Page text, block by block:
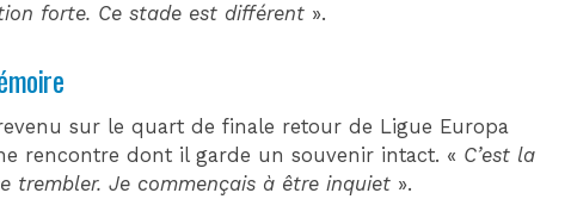
forte. Ce stade est différent ».
sur le quart de finale retour de Ligue Europa
rencontre dont il garde un souvenir intact. « C’est la
trembler. Je commençais à être inquiet ».